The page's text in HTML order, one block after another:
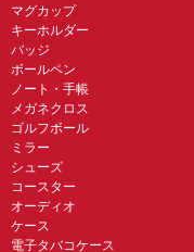
マグカップ
キーホルダー
バッジ
ボールペン
ノート・手帳
メガネクロス
ゴルフボール
ミラー
シューズ
コースター
オーディオ
ケース
電子タバコケース